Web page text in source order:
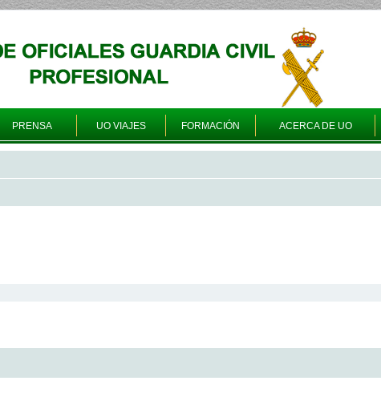
PRENSA UO VIAJES FORMACIÓN ACERCA DE UO